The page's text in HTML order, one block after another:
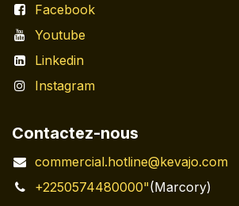
Facebook
Youtube
Linkedin
Instagram
Contactez-nous
commercial.hotline@kevajo.com
+2250574480000"(Marcory)